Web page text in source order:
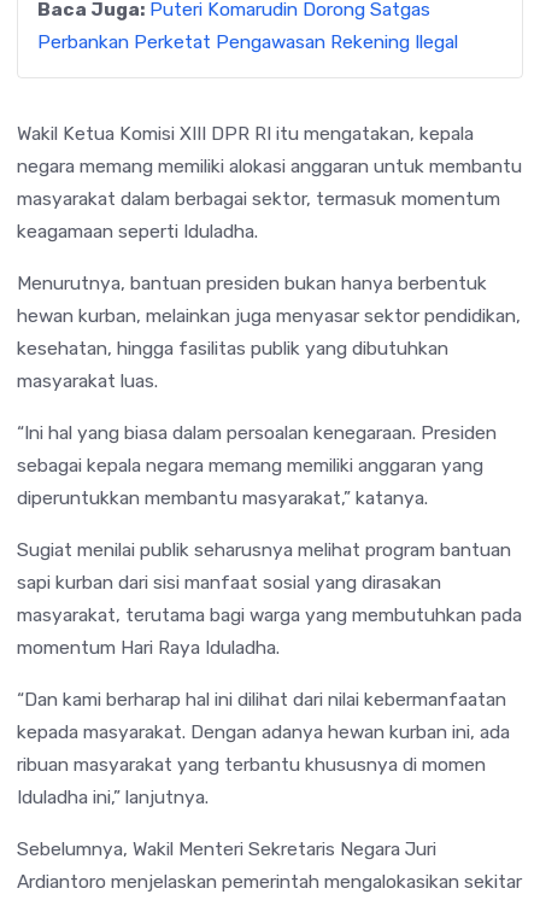
Baca Juga: Puteri Komarudin Dorong Satgas
Perbankan Perketat Pengawasan Rekening Ilegal
Wakil Ketua Komisi XIII DPR RI itu mengatakan, kepala
negara memang memiliki alokasi anggaran untuk membantu
masyarakat dalam berbagai sektor, termasuk momentum
keagamaan seperti Iduladha.
Menurutnya, bantuan presiden bukan hanya berbentuk
hewan kurban, melainkan juga menyasar sektor pendidikan,
kesehatan, hingga fasilitas publik yang dibutuhkan
masyarakat luas.
“Ini hal yang biasa dalam persoalan kenegaraan. Presiden
sebagai kepala negara memang memiliki anggaran yang
diperuntukkan membantu masyarakat,” katanya.
Sugiat menilai publik seharusnya melihat program bantuan
sapi kurban dari sisi manfaat sosial yang dirasakan
masyarakat, terutama bagi warga yang membutuhkan pada
momentum Hari Raya Iduladha.
“Dan kami berharap hal ini dilihat dari nilai kebermanfaatan
kepada masyarakat. Dengan adanya hewan kurban ini, ada
ribuan masyarakat yang terbantu khususnya di momen
Iduladha ini,” lanjutnya.
Sebelumnya, Wakil Menteri Sekretaris Negara Juri
Ardiantoro menjelaskan pemerintah mengalokasikan sekitar